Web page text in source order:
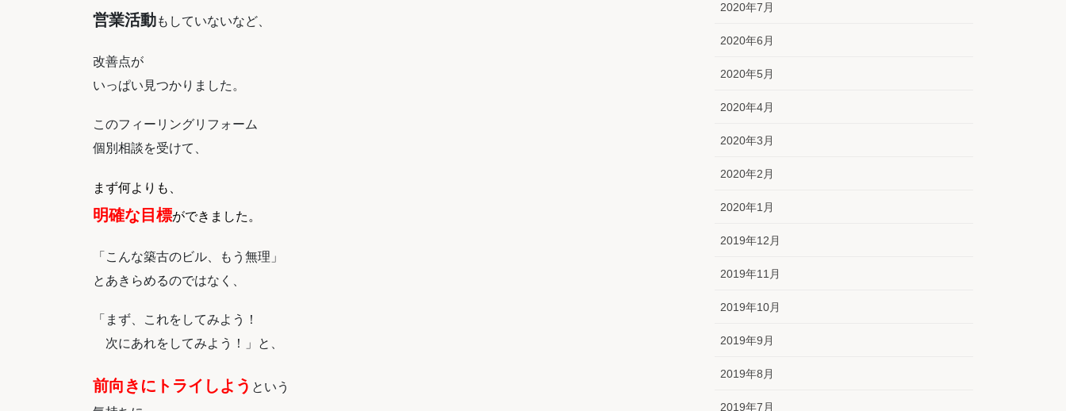
営業活動もしていないなど、
改善点が
いっぱい見つかりました。
このフィーリングリフォーム
個別相談を受けて、
まず何よりも、
明確な目標ができました。
「こんな築古のビル、もう無理」
とあきらめるのではなく、
「まず、これをしてみよう！
次にあれをしてみよう！」と、
前向きにトライしよう という
2020年7月
2020年6月
2020年5月
2020年4月
2020年3月
2020年2月
2020年1月
2019年12月
2019年11月
2019年10月
2019年9月
2019年8月
2019年7月